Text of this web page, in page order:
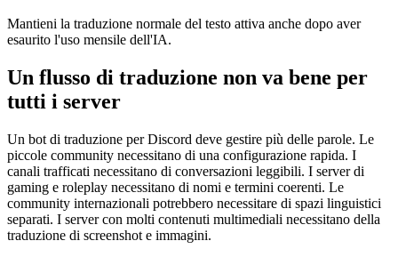
Mantieni la traduzione normale del testo attiva anche dopo aver
esaurito l'uso mensile dell'IA.
Un flusso di traduzione non va bene per
tutti i server
Un bot di traduzione per Discord deve gestire più delle parole. Le
piccole community necessitano di una configurazione rapida. I
canali trafficati necessitano di conversazioni leggibili. I server di
gaming e roleplay necessitano di nomi e termini coerenti. Le
community internazionali potrebbero necessitare di spazi linguistici
separati. I server con molti contenuti multimediali necessitano della
traduzione di screenshot e immagini.